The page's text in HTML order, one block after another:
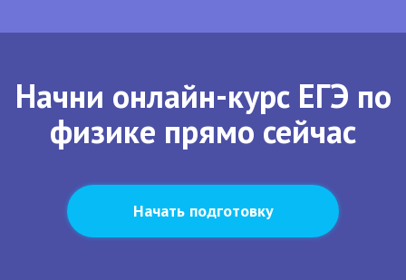
Начни онлайн-курс ЕГЭ по
физике прямо сейчас
Начать подготовку